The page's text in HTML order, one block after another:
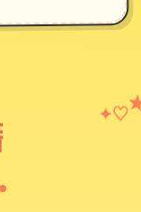
✦♡